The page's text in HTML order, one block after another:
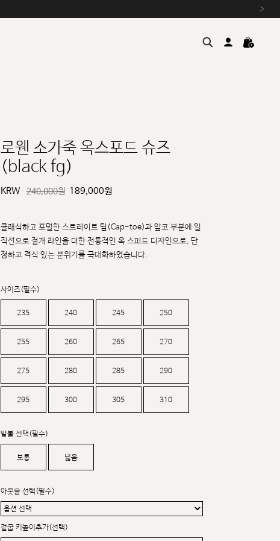
›
로웬 소가죽 옥스포드 슈즈
(black fg)
KRW 240,000원 189,000원
클래식하고 포멀한 스트레이트 팁(Cap-toe)과 앞코 부분에 일
직선으로 절개 라인을 더한 전통적인 옥 스퍼드 디자인으로, 단
정하고 격식 있는 분위기를 극대화하였습니다.
사이즈(필수)
235 240 245 250
255 260 265 270
275 280 285 290
295 300 305 310
발볼 선택(필수)
보통 넓음
아웃솔 선택(필수)
겉굽 키높이추가(선택)